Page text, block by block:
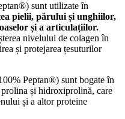
sunt utilizate în
pielii, părului și unghiilor,
și a articulațiilor.
nivelului de colagen în
și protejarea țesuturilor
Peptan®) sunt bogate în
și hidroxiprolină, care
și a altor proteine